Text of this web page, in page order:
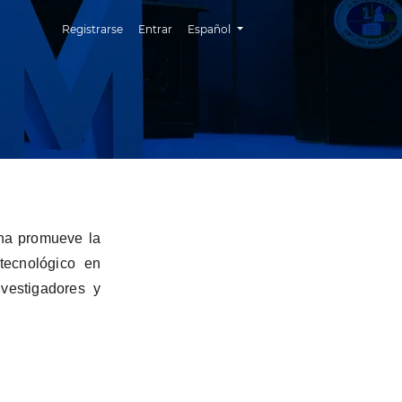
Registrarse Entrar Cambiar el idioma. El idioma actual es:
Español
promueve la
en
y